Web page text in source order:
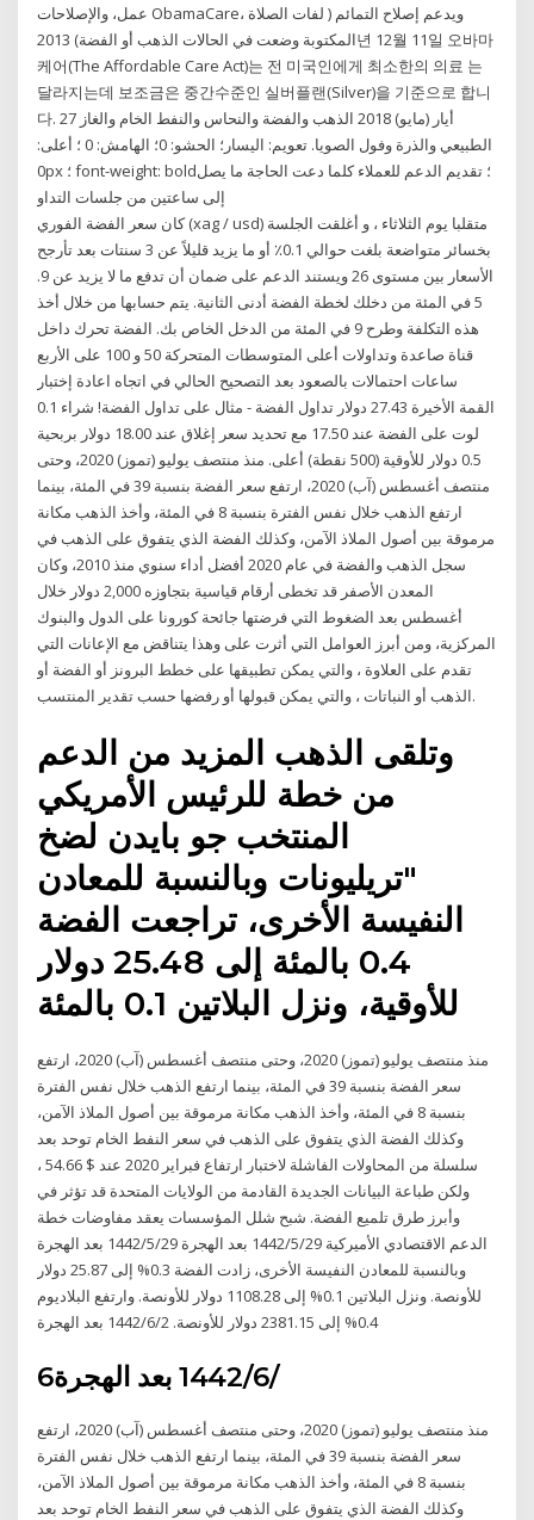
عمل، والإصلاحات ObamaCare، ويدعم إصلاح التمائم ( لفات الصلاة
المكتوبة وضعت في الحالات الذهب أو الفضة) 2013년 12월 11일 오바마
케어(The Affordable Care Act)는 전 미국인에게 최소한의 의료 는
달라지는데 보조금은 중간수준인 실버플랜(Silver)을 기준으로 합니
다. 27 أيار (مايو) 2018 الذهب والفضة والنحاس والنفط الخام والغاز
الطبيعي والذرة وفول الصويا. تعويم: اليسار؛ الحشو: 0؛ الهامش: 0 ؛ أعلى:
0px ؛ font-weight: bold؛ تقديم الدعم للعملاء كلما دعت الحاجة ما يصل
إلى ساعتين من جلسات التداو
كان سعر الفضة الفوري (xag / usd) متقلبا يوم الثلاثاء ، و أغلقت الجلسة
بخسائر متواضعة بلغت حوالي 0.1٪ أو ما يزيد قليلاً عن 3 سنتات بعد تأرجح
الأسعار بين مستوى 26 ويستند الدعم على ضمان أن تدفع ما لا يزيد عن 9.
5 في المئة من دخلك لخطة الفضة أدنى الثانية. يتم حسابها من خلال أخذ
هذه التكلفة وطرح 9 في المئة من الدخل الخاص بك. الفضة تحرك داخل
قناة صاعدة وتداولات أعلى المتوسطات المتحركة 50 و 100 على الأربع
ساعات احتمالات بالصعود بعد التصحيح الحالي في اتجاه اعادة إختبار
القمة الأخيرة 27.43 دولار تداول الفضة - مثال على تداول الفضة! شراء 0.1
لوت على الفضة عند 17.50 مع تحديد سعر إغلاق عند 18.00 دولار بربحية
0.5 دولار للأوقية (500 نقطة) أعلى. منذ منتصف يوليو (تموز) 2020، وحتى
منتصف أغسطس (آب) 2020، ارتفع سعر الفضة بنسبة 39 في المئة، بينما
ارتفع الذهب خلال نفس الفترة بنسبة 8 في المئة، وأخذ الذهب مكانة
مرموقة بين أصول الملاذ الآمن، وكذلك الفضة الذي يتفوق على الذهب في
سجل الذهب والفضة في عام 2020 أفضل أداء سنوي منذ 2010، وكان
المعدن الأصفر قد تخطى أرقام قياسية بتجاوزه 2,000 دولار خلال
أغسطس بعد الضغوط التي فرضتها جائحة كورونا على الدول والبنوك
المركزية، ومن أبرز العوامل التي أثرت على وهذا يتناقض مع الإعانات التي
تقدم على العلاوة ، والتي يمكن تطبيقها على خطط البرونز أو الفضة أو
الذهب أو النباتات ، والتي يمكن قبولها أو رفضها حسب تقدير المنتسب.
وتلقى الذهب المزيد من الدعم
من خطة للرئيس الأمريكي
المنتخب جو بايدن لضخ
"تريليونات وبالنسبة للمعادن
النفيسة الأخرى، تراجعت الفضة
0.4 بالمئة إلى 25.48 دولار
للأوقية، ونزل البلاتين 0.1 بالمئة
منذ منتصف يوليو (تموز) 2020، وحتى منتصف أغسطس (آب) 2020، ارتفع
سعر الفضة بنسبة 39 في المئة، بينما ارتفع الذهب خلال نفس الفترة
بنسبة 8 في المئة، وأخذ الذهب مكانة مرموقة بين أصول الملاذ الآمن،
وكذلك الفضة الذي يتفوق على الذهب في سعر النفط الخام توحد بعد
سلسلة من المحاولات الفاشلة لاختبار ارتفاع فبراير 2020 عند $ 54.66 ،
ولكن طباعة البيانات الجديدة القادمة من الولايات المتحدة قد تؤثر في
وأبرز طرق تلميع الفضة. شبح شلل المؤسسات يعقد مفاوضات خطة
الدعم الاقتصادي الأميركية 29‏‏/5‏‏/1442 بعد الهجرة 29‏‏/5‏‏/1442 بعد الهجرة
وبالنسبة للمعادن النفيسة الأخرى، زادت الفضة 0.3% إلى 25.87 دولار
للأونصة. ونزل البلاتين 0.1% إلى 1108.28 دولار للأونصة. وارتفع البلاديوم
0.4% إلى 2381.15 دولار للأونصة. 2‏‏/6‏‏/1442 بعد الهجرة
6‏‏/6‏‏/1442 بعد الهجرة
منذ منتصف يوليو (تموز) 2020، وحتى منتصف أغسطس (آب) 2020، ارتفع
سعر الفضة بنسبة 39 في المئة، بينما ارتفع الذهب خلال نفس الفترة
بنسبة 8 في المئة، وأخذ الذهب مكانة مرموقة بين أصول الملاذ الآمن،
وكذلك الفضة الذي يتفوق على الذهب في سعر النفط الخام توحد بعد